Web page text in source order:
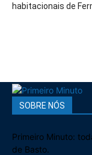
habitacionais de
SOBRE NÓS
Primeiro Minuto:
de Basto.